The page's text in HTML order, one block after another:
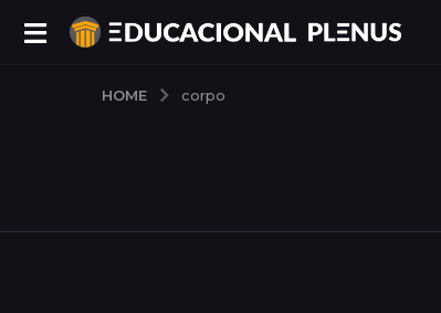
HOME corpo